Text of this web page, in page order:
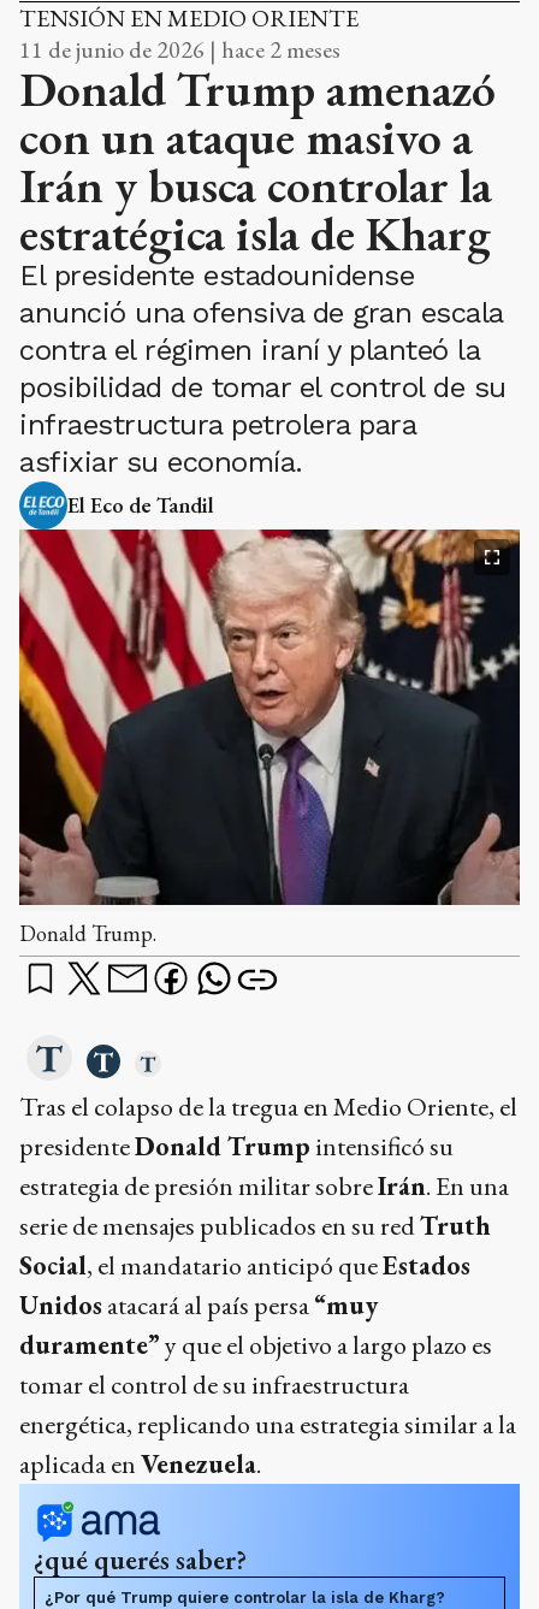
TENSIÓN EN MEDIO ORIENTE
11 de junio de 2026 | hace 2 meses
Donald Trump amenazó
con un ataque masivo a
Irán y busca controlar la
estratégica isla de Kharg
El presidente estadounidense
anunció una ofensiva de gran escala
contra el régimen iraní y planteó la
posibilidad de tomar el control de su
infraestructura petrolera para
asfixiar su economía.
El Eco de Tandil
Donald Trump.
Tras el colapso de la tregua en Medio Oriente, el
presidenteDonald Trump intensificó su
estrategia de presión militar sobreIrán. En una
serie de mensajes publicados en su redTruth
Social, el mandatario anticipó queEstados
Unidos atacará al país persa“muy
duramente”y que el objetivo a largo plazo es
tomar el control de su infraestructura
energética, replicando una estrategia similar a la
aplicada enVenezuela.
¿qué querés saber?
¿Por qué Trump quiere controlar la isla de Kharg?